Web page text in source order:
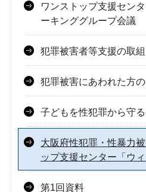
ワンストップ支援セン
ーキンググループ会議
犯罪被害者等支援の取組
犯罪被害にあわれた方
子どもを性犯罪から守る
大阪府性犯罪・性暴力
ップ支援センター「ウ
第1回資料